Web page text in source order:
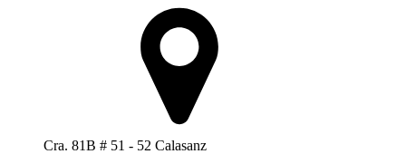
Cra. 81B # 51 - 52 Calasanz